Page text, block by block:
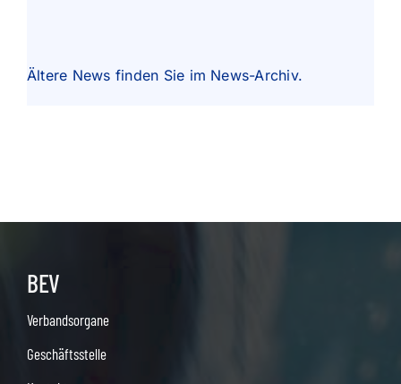
Ältere News finden Sie im News-Archiv.
BEV
Verbandsorgane
Geschäftsstelle